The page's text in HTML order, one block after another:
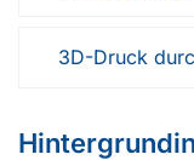
3D-Druck